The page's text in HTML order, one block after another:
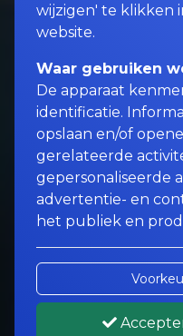
wijzigen' te klikken
website.
Waar gebruiken
De apparaat
identificatie.
opslaan en/of
gerelateerde
gepersonaliseerde
advertentie- en
het publiek en